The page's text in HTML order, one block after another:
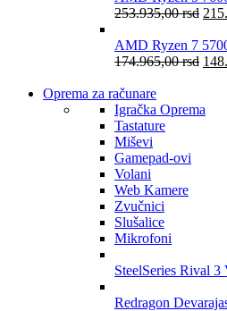
253.935,00rsd
AMD Ryzen 7
174.965,00rsd
Oprema za računare
Igračka Oprema
Tastature
Miševi
Gamepad-ovi
Volani
Web Kamere
Zvučnici
Slušalice
Mikrofoni
SteelSeries Rival 3
Redragon